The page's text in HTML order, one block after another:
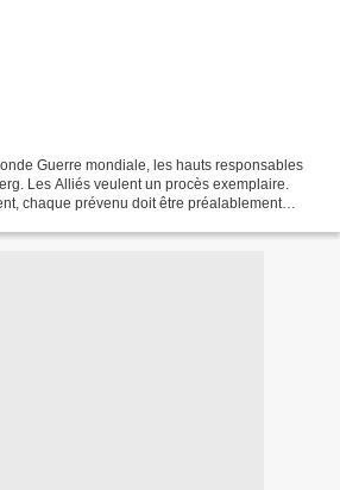
Guerre mondiale, les hauts responsables
Les Alliés veulent un procès exemplaire.
chaque prévenu doit être préalablement